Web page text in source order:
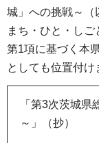
城」への挑戦～（
まち・ひと・し
第1項に基づく本
としても位置付け
「第3次茨城
～」（抄）